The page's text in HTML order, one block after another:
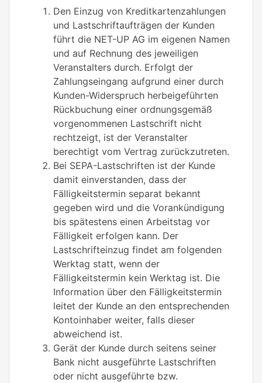
Den Einzug von Kreditkartenzahlungen
und Lastschriftaufträgen der Kunden
führt die NET-UP AG im eigenen Namen
und auf Rechnung des jeweiligen
Veranstalters durch. Erfolgt der
Zahlungseingang aufgrund einer durch
Kunden-Widerspruch herbeigeführten
Rückbuchung einer ordnungsgemäß
vorgenommenen Lastschrift nicht
rechtzeigt, ist der Veranstalter
berechtigt vom Vertrag zurückzutreten.
Bei SEPA-Lastschriften ist der Kunde
damit einverstanden, dass der
Fälligkeitstermin separat bekannt
gegeben wird und die Vorankündigung
bis spätestens einen Arbeitstag vor
Fälligkeit erfolgen kann. Der
Lastschrifteinzug findet am folgenden
Werktag statt, wenn der
Fälligkeitstermin kein Werktag ist. Die
Information über den Fälligkeitstermin
leitet der Kunde an den entsprechenden
Kontoinhaber weiter, falls dieser
abweichend ist.
Gerät der Kunde durch seitens seiner
Bank nicht ausgeführte Lastschriften
oder nicht ausgeführte bzw.